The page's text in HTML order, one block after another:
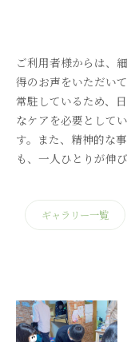
ご利用者様からは、
得のお声をいただい
常駐しているため、
なケアを必要として
す。また、精神的な
も、一人ひとりが伸
ギャラリー一覧